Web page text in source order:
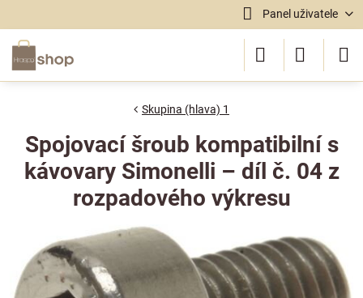
Panel uživatele
Skupina (hlava) 1
Spojovací šroub kompatibilní s
kávovary Simonelli – díl č. 04 z
rozpadového výkresu